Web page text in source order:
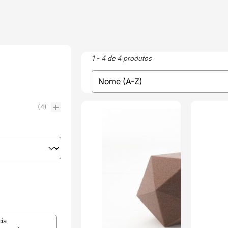
1 - 4 de 4 produtos
sort
Sort content
ENVIO 24H
(4)